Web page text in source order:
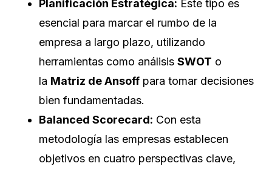
Planificación Estratégica: Este tipo es
esencial para marcar el rumbo de la
empresa a largo plazo, utilizando
herramientas como análisis SWOT o
la Matriz de Ansoff para tomar decisiones
bien fundamentadas.
Balanced Scorecard: Con esta
metodología las empresas establecen
objetivos en cuatro perspectivas clave,